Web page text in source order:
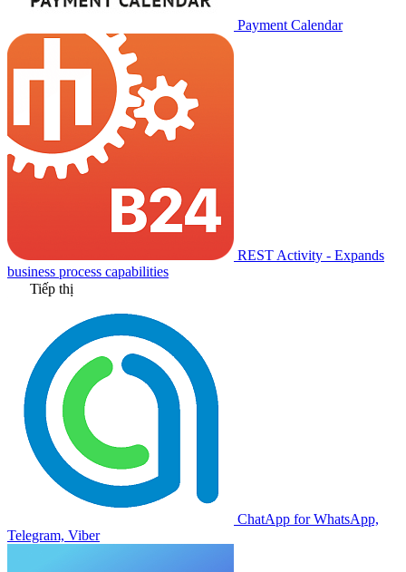
Payment Calendar
REST Activity - Expands
business process capabilities
Tiếp thị
ChatApp for WhatsApp,
Telegram, Viber